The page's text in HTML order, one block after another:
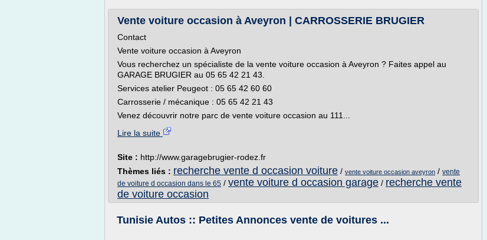
Vente voiture occasion à Aveyron | CARROSSERIE BRUGIER
Contact
Vente voiture occasion à Aveyron
Vous recherchez un spécialiste de la vente voiture occasion à Aveyron ? Faites appel au
GARAGE BRUGIER au 05 65 42 21 43.
Services atelier Peugeot : 05 65 42 60 60
Carrosserie / mécanique : 05 65 42 21 43
Venez découvrir notre parc de vente voiture occasion au 111...
Lire la suite
Site : http://www.garagebrugier-rodez.fr
Thèmes liés : recherche vente d occasion voiture / vente voiture occasion aveyron / vente
de voiture d occasion dans le 65 / vente voiture d occasion garage / recherche vente
de voiture occasion
Tunisie Autos :: Petites Annonces vente de voitures ...